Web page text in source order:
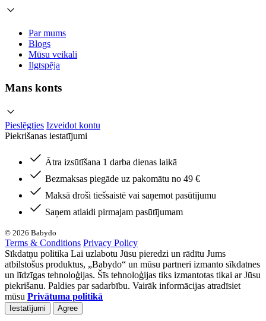
Par mums
Blogs
Mūsu veikali
Ilgtspēja
Mans konts
Pieslēgties Izveidot kontu
Piekrišanas iestatījumi
Ātra izsūtīšana 1 darba dienas laikā
Bezmaksas piegāde uz pakomātu no 49 €
Maksā droši tiešsaistē vai saņemot pasūtījumu
Saņem atlaidi pirmajam pasūtījumam
© 2026 Babydo
Terms & Conditions Privacy Policy
Sīkdatņu politika Lai uzlabotu Jūsu pieredzi un rādītu Jums
atbilstošus produktus, „Babydo“ un mūsu partneri izmanto sīkdatnes
un līdzīgas tehnoloģijas. Šīs tehnoloģijas tiks izmantotas tikai ar Jūsu
piekrišanu. Paldies par sadarbību. Vairāk informācijas atradīsiet
mūsu Privātuma politikā
Iestatījumi Agree